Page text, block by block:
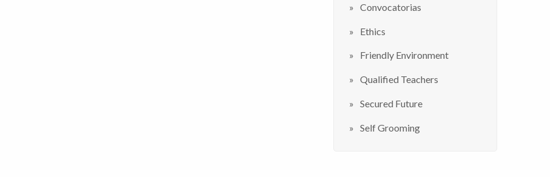
Convocatorias
Ethics
Friendly Environment
Qualified Teachers
Secured Future
Self Grooming